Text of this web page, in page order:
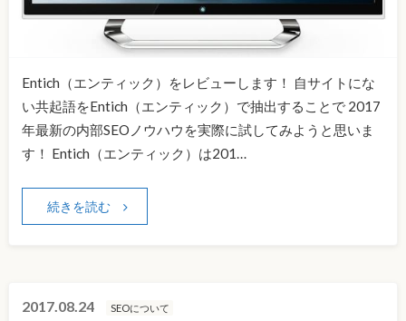
Entich（エンティック）をレビューします！ 自サイトにな
い共起語をEntich（エンティック）で抽出することで 2017
年最新の内部SEOノウハウを実際に試してみようと思いま
す！ Entich（エンティック）は201…
続きを読む
2017.08.24 SEOについて